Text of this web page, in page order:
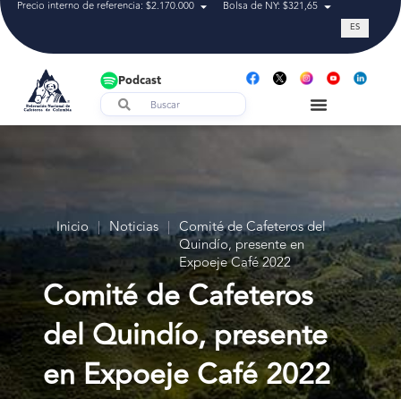
Precio interno de referencia: $2.170.000 Bolsa de NY: $321,65 Tasa de
ES
Podcast
Inicio | Noticias | Comité de Cafeteros del
Quindío, presente en
Expoeje Café 2022
Comité de Cafeteros
del Quindío, presente
en Expoeje Café 2022